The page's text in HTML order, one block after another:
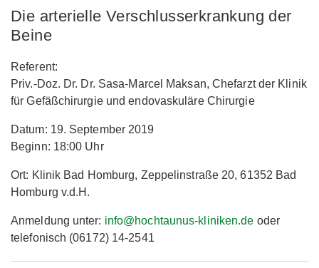
Die arterielle Verschlusserkrankung der
Beine
Referent:
Priv.-Doz. Dr. Dr. Sasa-Marcel Maksan, Chefarzt der Klinik
für Gefäßchirurgie und endovaskuläre Chirurgie
Datum: 19. September 2019
Beginn: 18:00 Uhr
Ort: Klinik Bad Homburg, Zeppelinstraße 20, 61352 Bad
Homburg v.d.H.
Anmeldung unter: info@hochtaunus-kliniken.de oder
telefonisch (06172) 14-2541